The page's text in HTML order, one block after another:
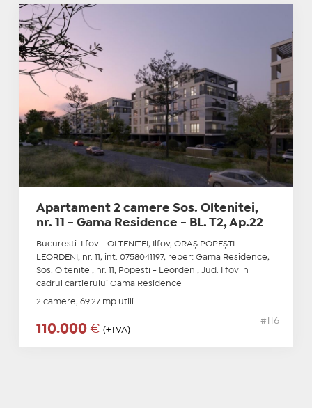
Apartament 2 camere Sos. Oltenitei,
nr. 11 - Gama Residence - BL. T2, Ap.22
Bucuresti-Ilfov - OLTENITEI, Ilfov, ORAŞ POPEŞTI
LEORDENI, nr. 11, int. 0758041197, reper: Gama Residence,
Sos. Oltenitei, nr. 11, Popesti - Leordeni, Jud. Ilfov in
cadrul cartierului Gama Residence
2 camere, 69.27 mp utili
110.000 € (+TVA)
#116